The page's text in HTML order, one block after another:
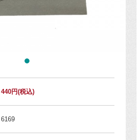
440円(税込)
6169